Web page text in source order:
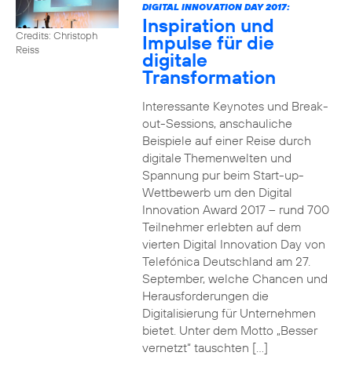
Credits: Christoph
Reiss
DIGITAL INNOVATION DAY 2017:
Inspiration und
Impulse für die
digitale
Transformation
Interessante Keynotes und Break-
out-Sessions, anschauliche
Beispiele auf einer Reise durch
digitale Themenwelten und
Spannung pur beim Start-up-
Wettbewerb um den Digital
Innovation Award 2017 – rund 700
Teilnehmer erlebten auf dem
vierten Digital Innovation Day von
Telefónica Deutschland am 27.
September, welche Chancen und
Herausforderungen die
Digitalisierung für Unternehmen
bietet. Unter dem Motto „Besser
vernetzt“ tauschten […]